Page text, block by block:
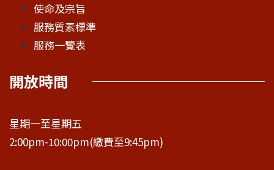
使命及宗旨
服務質素標準
服務一覽表
開放時間
星期一至星期五
2:00pm-10:00pm(繳費至9:45pm)